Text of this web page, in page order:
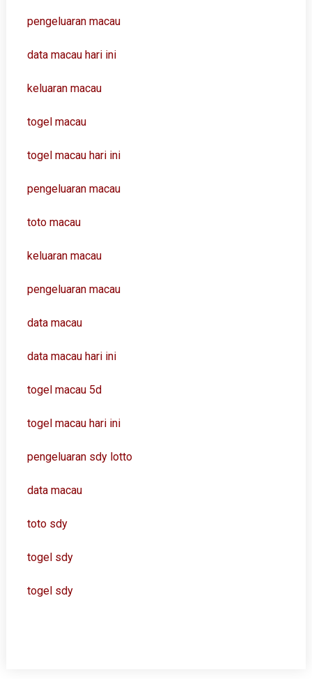
pengeluaran macau
data macau hari ini
keluaran macau
togel macau
togel macau hari ini
pengeluaran macau
toto macau
keluaran macau
pengeluaran macau
data macau
data macau hari ini
togel macau 5d
togel macau hari ini
pengeluaran sdy lotto
data macau
toto sdy
togel sdy
togel sdy